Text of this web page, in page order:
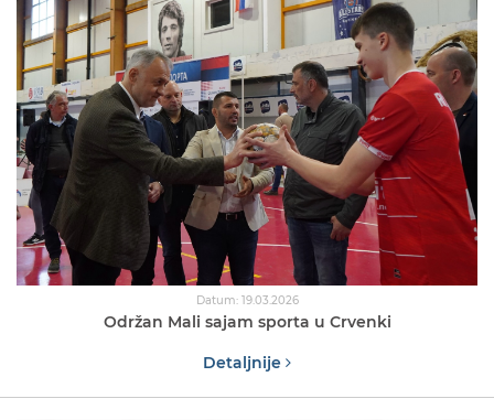
Datum: 19.03.2026
Održan Mali sajam sporta u Crvenki
Detaljnije